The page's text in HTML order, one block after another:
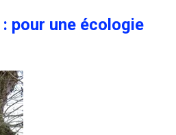
: pour une écologie